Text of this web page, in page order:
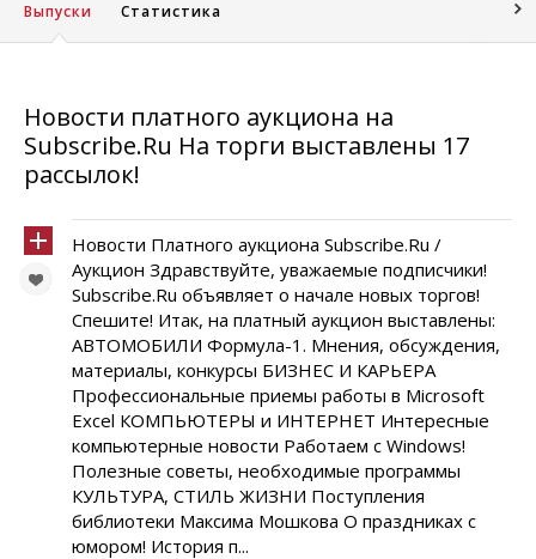
Выпуски Статистика
Новости платного аукциона на
Subscribe.Ru На торги выставлены 17
рассылок!
Новости Платного аукциона Subscribe.Ru /
Аукцион Здравствуйте, уважаемые подписчики!
Subscribe.Ru объявляет о начале новых торгов!
Спешите! Итак, на платный аукцион выставлены:
АВТОМОБИЛИ Формула-1. Мнения, обсуждения,
материалы, конкурсы БИЗНЕС И КАРЬЕРА
Профессиональные приемы работы в Microsoft
Excel КОМПЬЮТЕРЫ и ИНТЕРНЕТ Интересные
компьютерные новости Работаем с Windows!
Полезные советы, необходимые программы
КУЛЬТУРА, СТИЛЬ ЖИЗНИ Поступления
библиотеки Максима Мошкова О праздниках с
юмором! История п...